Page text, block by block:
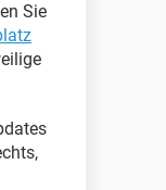
Sie